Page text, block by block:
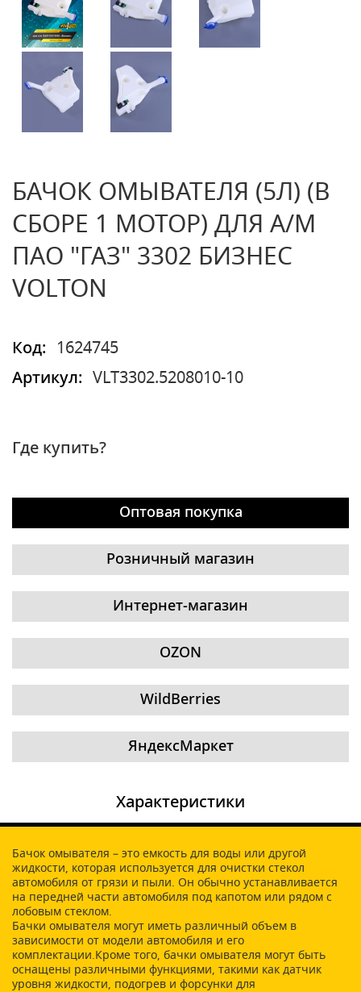
БАЧОК ОМЫВАТЕЛЯ (5Л) (В
СБОРЕ 1 МОТОР) ДЛЯ А/М
ПАО "ГАЗ" 3302 БИЗНЕС
VOLTON
Код:
1624745
Артикул:
VLT3302.5208010-10
Где купить?
Оптовая покупка
Розничный магазин
Интернет-магазин
OZON
WildBerries
ЯндексМаркет
Характеристики
Бачок омывателя – это емкость для воды или другой
жидкости, которая используется для очистки стекол
автомобиля от грязи и пыли. Он обычно устанавливается
на передней части автомобиля под капотом или рядом с
лобовым стеклом.
Бачки омывателя могут иметь различный объем в
зависимости от модели автомобиля и его
комплектации.Кроме того, бачки омывателя могут быть
оснащены различными функциями, такими как датчик
уровня жидкости, подогрев и форсунки для